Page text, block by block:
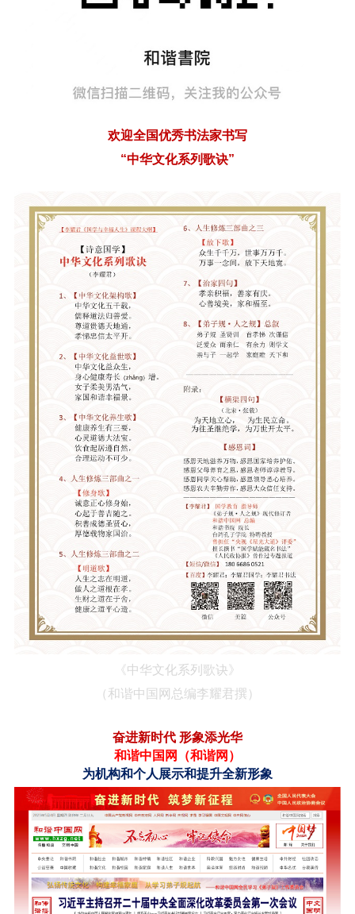
欢迎全国优秀书法家书写
“中华文化系列歌诀”
《中华文化系列歌诀》
（ 和谐中国网总编李耀君撰）
奋进新时代 形象添光华
和谐中国网（和谐网 ）
为机构和个人展示和提升全新形象